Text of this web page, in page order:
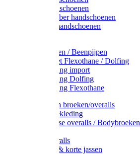
Leren handschoenen
PVC / Rubber handschoenen
Katoenen handschoenen
Plukmouwen / Beenpijpen
Reparatieset Flexothane / Dolfing
Regenkleding import
Regenkleding Dolfing
Regenkleding Flexothane
Toebehoren broeken/overalls
Signalisatiekleding
Amerikaanse overalls / Bodybroeken
Kinderoveralls
Stofjassen & korte jassen